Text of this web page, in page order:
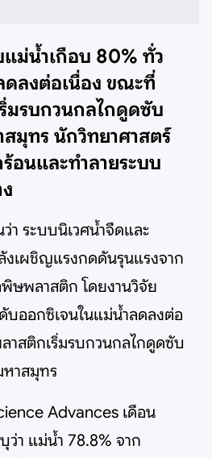
ม่น้ำเกือบ 80% ทั่ว
ดลงต่อเนื่อง ขณะที่
มรบกวนกลไกดูดซับ
มุทร นักวิทยาศาสตร์
ร้อนและทำลายระบบ
า ระบบนิเวศน้ำจืดและ
งเผชิญแรงกดดันรุนแรงจาก
ษพลาสติก โดยงานวิจัย
บออกซิเจนในแม่น้ำลดลงต่อ
าสติกเริ่มรบกวนกลไกดูดซับ
าสมุทร
Advances เดือน
า แม่น้ำ 78.8% จาก